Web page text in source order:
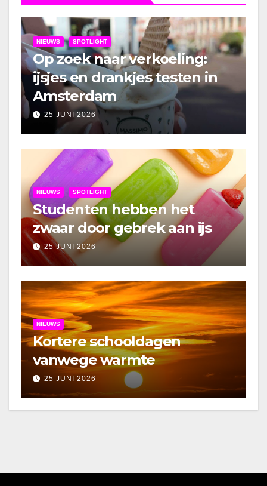
NIEUWS SPOTLIGHT
Op zoek naar verkoeling:
ijsjes en drankjes testen in
Amsterdam
25 JUNI 2026
NIEUWS SPOTLIGHT
Studenten hebben het
zwaar door gebrek aan ijs
25 JUNI 2026
NIEUWS
Kortere schooldagen
vanwege warmte
25 JUNI 2026